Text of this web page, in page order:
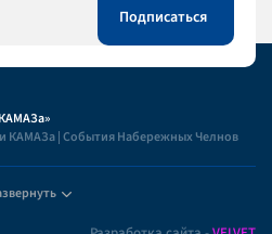
КАМАЗа | События Набережных Челнов